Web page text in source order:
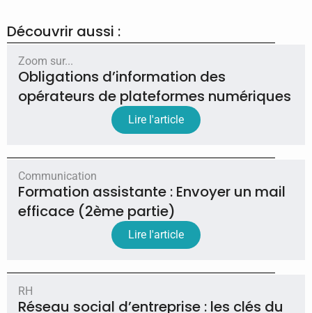
Découvrir aussi :
Zoom sur...
Obligations d’information des
opérateurs de plateformes numériques
Lire l'article
Communication
Formation assistante : Envoyer un mail
efficace (2ème partie)
Lire l'article
RH
Réseau social d’entreprise : les clés du